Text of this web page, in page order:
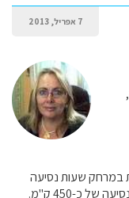
7 אפריל, 2013
במרחק שעות נסיעה
כ-450 ק"מ.